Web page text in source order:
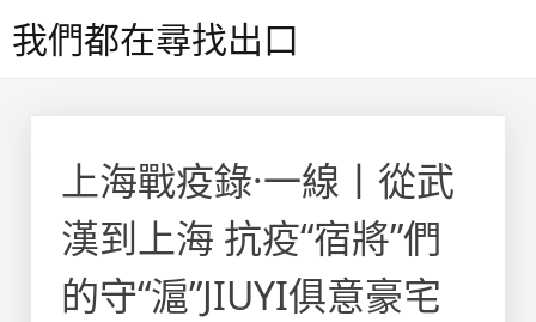
to我們都在尋找出口
上海戰疫錄·一線丨從武
漢到上海 抗疫“宿將”們
的守“滬”JIUYI俱意豪宅